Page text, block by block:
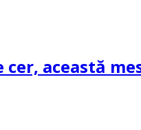
această